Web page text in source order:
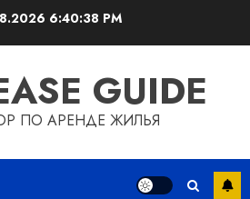
6:40:38 PM
GUIDE
ПО АРЕНДЕ ЖИЛЬЯ